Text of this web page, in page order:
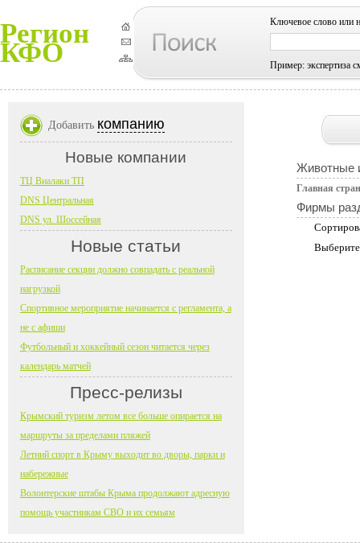
Регион
КФО
Ключевое слово или
Пример: экспертиза
Животные
Главная
Фирмы
Добавить компанию
Новые компании
ТЦ Виалаки ТП
DNS Центральная
DNS ул. Шоссейная
Новые статьи
Расписание секции должно совпадать с реальной
нагрузкой
Спортивное мероприятие начинается с регламента, а
не с афиши
Футбольный и хоккейный сезон читается через
календарь матчей
Пресс-релизы
Крымский туризм летом все больше опирается на
маршруты за пределами пляжей
Летний спорт в Крыму выходит во дворы, парки и
набережные
Волонтерские штабы Крыма продолжают адресную
помощь участникам СВО и их семьям